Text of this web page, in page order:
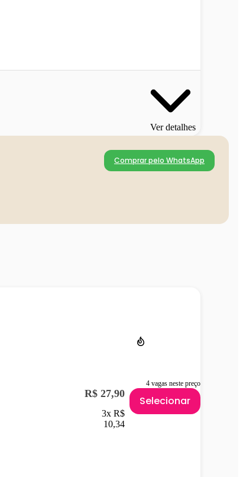
Ver detalhes
Comprar pelo WhatsApp
4 vagas neste preço
R$ 27,90
3x R$
10,34
Selecionar